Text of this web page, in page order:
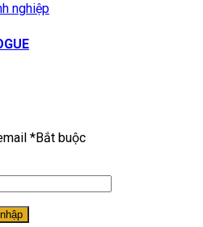
nghiệp
*Bắt buộc